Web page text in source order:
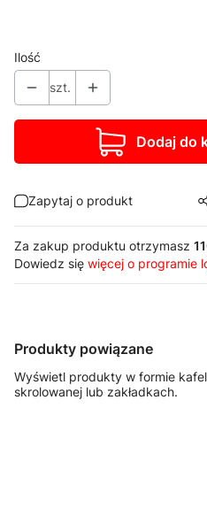
Ilość
szt.
Dodaj do
Zapytaj o produkt
Za zakup produktu otrzymasz
Dowiedz się więcej o programie
Produkty powiązane
Wyświetl produkty w formie
skrolowanej lub zakładkach.